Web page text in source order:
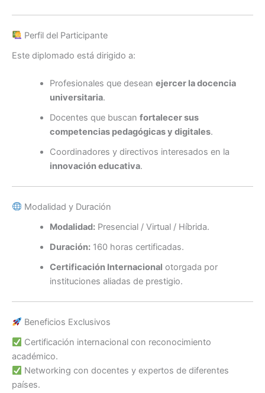
Perfil del Participante
Este diplomado está dirigido a:
Profesionales que desean ejercer la docencia
universitaria.
Docentes que buscan fortalecer sus
competencias pedagógicas y digitales.
Coordinadores y directivos interesados en la
innovación educativa.
Modalidad y Duración
Modalidad:Presencial / Virtual / Híbrida.
Duración:160 horas certificadas.
Certificación Internacional otorgada por
instituciones aliadas de prestigio.
Beneficios Exclusivos
Certificación internacional con reconocimiento
académico.
Networking con docentes y expertos de diferentes
países.